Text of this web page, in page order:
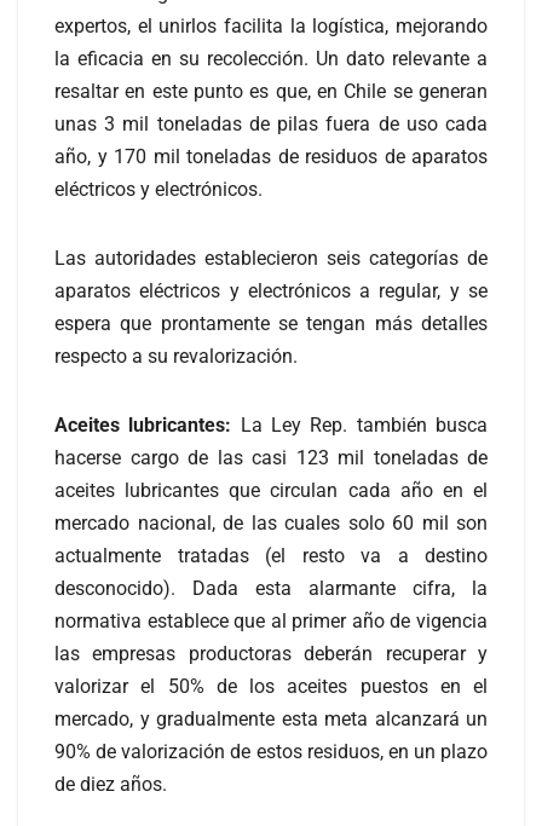
expertos, el unirlos facilita la logística, mejorando
la eficacia en su recolección. Un dato relevante a
resaltar en este punto es que, en Chile se generan
unas 3 mil toneladas de pilas fuera de uso cada
año, y 170 mil toneladas de residuos de aparatos
eléctricos y electrónicos.
Las autoridades establecieron seis categorías de
aparatos eléctricos y electrónicos a regular, y se
espera que prontamente se tengan más detalles
respecto a su revalorización.
Aceites lubricantes: La Ley Rep. también busca
hacerse cargo de las casi 123 mil toneladas de
aceites lubricantes que circulan cada año en el
mercado nacional, de las cuales solo 60 mil son
actualmente tratadas (el resto va a destino
desconocido). Dada esta alarmante cifra, la
normativa establece que al primer año de vigencia
las empresas productoras deberán recuperar y
valorizar el 50% de los aceites puestos en el
mercado, y gradualmente esta meta alcanzará un
90% de valorización de estos residuos, en un plazo
de diez años.